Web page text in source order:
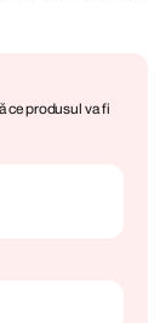
ce produsul va fi